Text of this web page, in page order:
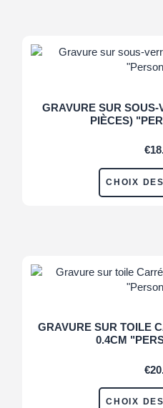
GRAVURE SUR
PIÈCES)
€
CHOIX
GRAVURE SUR TOILE
0.4CM
€
CHOIX